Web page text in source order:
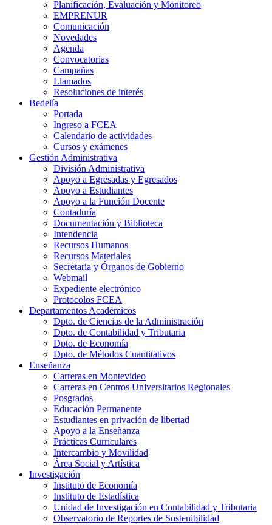
Planificación, Evaluación y Monitoreo
EMPRENUR
Comunicación
Novedades
Agenda
Convocatorias
Campañas
Llamados
Resoluciones de interés
Bedelía
Portada
Ingreso a FCEA
Calendario de actividades
Cursos y exámenes
Gestión Administrativa
División Administrativa
Apoyo a Egresadas y Egresados
Apoyo a Estudiantes
Apoyo a la Función Docente
Contaduría
Documentación y Biblioteca
Intendencia
Recursos Humanos
Recursos Materiales
Secretaría y Órganos de Gobierno
Webmail
Expediente electrónico
Protocolos FCEA
Departamentos Académicos
Dpto. de Ciencias de la Administración
Dpto. de Contabilidad y Tributaria
Dpto. de Economía
Dpto. de Métodos Cuantitativos
Enseñanza
Carreras en Montevideo
Carreras en Centros Universitarios Regionales
Posgrados
Educación Permanente
Estudiantes en privación de libertad
Apoyo a la Enseñanza
Prácticas Curriculares
Intercambio y Movilidad
Área Social y Artística
Investigación
Instituto de Economía
Instituto de Estadística
Unidad de Investigación en Contabilidad y Tributaria
Observatorio de Reportes de Sostenibilidad